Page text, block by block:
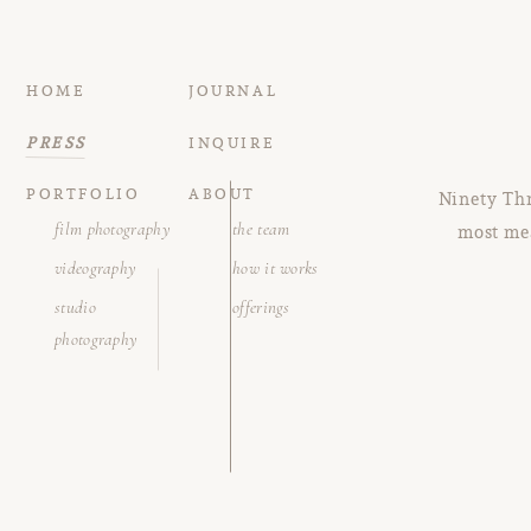
l’univers du jeu en ligne. Que
Ninety
most
offerings
how it works
the team
ABOUT
INQUIRE
JOURNAL
studio
photography
videography
film photography
PORTFOLIO
PRESS
HOME